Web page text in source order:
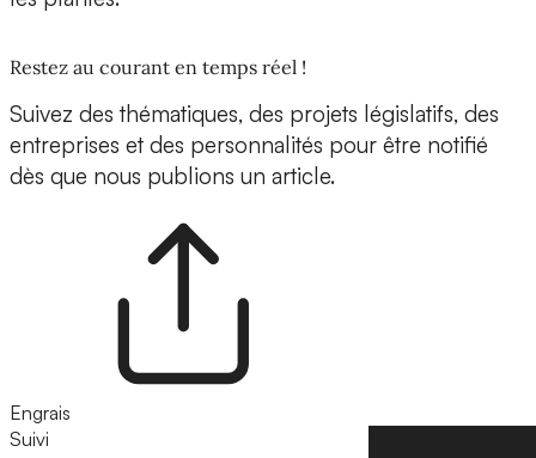
Restez au courant en temps réel !
Suivez des thématiques, des projets législatifs, des
entreprises et des personnalités pour être notifié
dès que nous publions un article.
Engrais
Suivi